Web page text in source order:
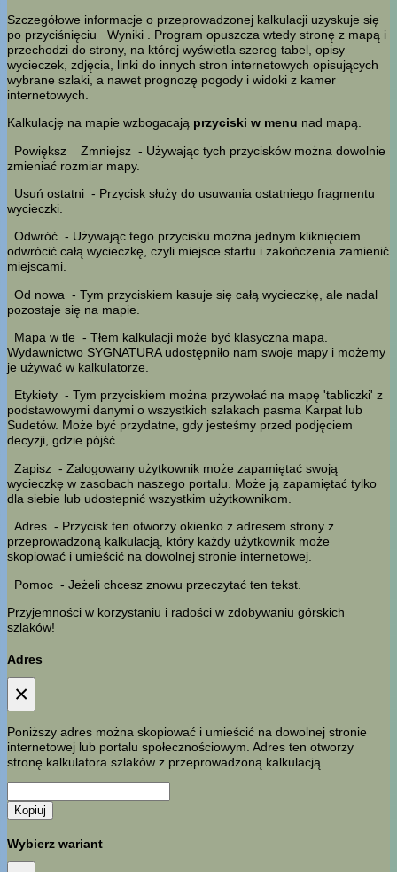
Szczegółowe informacje o przeprowadzonej kalkulacji uzyskuje się
po przyciśnięciu
Wyniki
. Program opuszcza wtedy stronę z mapą i
przechodzi do strony, na której wyświetla szereg tabel, opisy
wycieczek, zdjęcia, linki do innych stron internetowych opisujących
wybrane szlaki, a nawet prognozę pogody i widoki z kamer
internetowych.
Kalkulację na mapie wzbogacają przyciski w menu nad mapą.
Powiększ
Zmniejsz - Używając tych przycisków można dowolnie
zmieniać rozmiar mapy.
Usuń ostatni - Przycisk służy do usuwania ostatniego fragmentu
wycieczki.
Odwróć - Używając tego przycisku można jednym kliknięciem
odwrócić całą wycieczkę, czyli miejsce startu i zakończenia zamienić
miejscami.
Od nowa - Tym przyciskiem kasuje się całą wycieczkę, ale nadal
pozostaje się na mapie.
Mapa w tle - Tłem kalkulacji może być klasyczna mapa.
Wydawnictwo SYGNATURA udostępniło nam swoje mapy i możemy
je używać w kalkulatorze.
Etykiety - Tym przyciskiem można przywołać na mapę 'tabliczki' z
podstawowymi danymi o wszystkich szlakach pasma Karpat lub
Sudetów. Może być przydatne, gdy jesteśmy przed podjęciem
decyzji, gdzie pójść.
Zapisz - Zalogowany użytkownik może zapamiętać swoją
wycieczkę w zasobach naszego portalu. Może ją zapamiętać tylko
dla siebie lub udostepnić wszystkim użytkownikom.
Adres - Przycisk ten otworzy okienko z adresem strony z
przeprowadzoną kalkulacją, który każdy użytkownik może
skopiować i umieścić na dowolnej stronie internetowej.
Pomoc - Jeżeli chcesz znowu przeczytać ten tekst.
Przyjemności w korzystaniu i radości w zdobywaniu górskich
szlaków!
Adres
×
Poniższy adres można skopiować i umieścić na dowolnej stronie
internetowej lub portalu społecznościowym. Adres ten otworzy
stronę kalkulatora szlaków z przeprowadzoną kalkulacją.
Kopiuj
Wybierz wariant